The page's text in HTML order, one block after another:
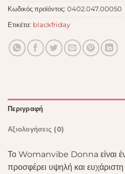
Κωδικός προϊόντος: 0402.047.00050
Ετικέτα: blackfriday
Περιγραφή
Αξιολογήσεις (0)
Το Womanvibe Donna είναι
προσφέρει υψηλή και